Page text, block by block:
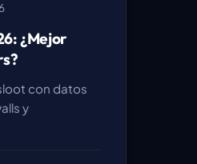
¿Mejor
con datos
y